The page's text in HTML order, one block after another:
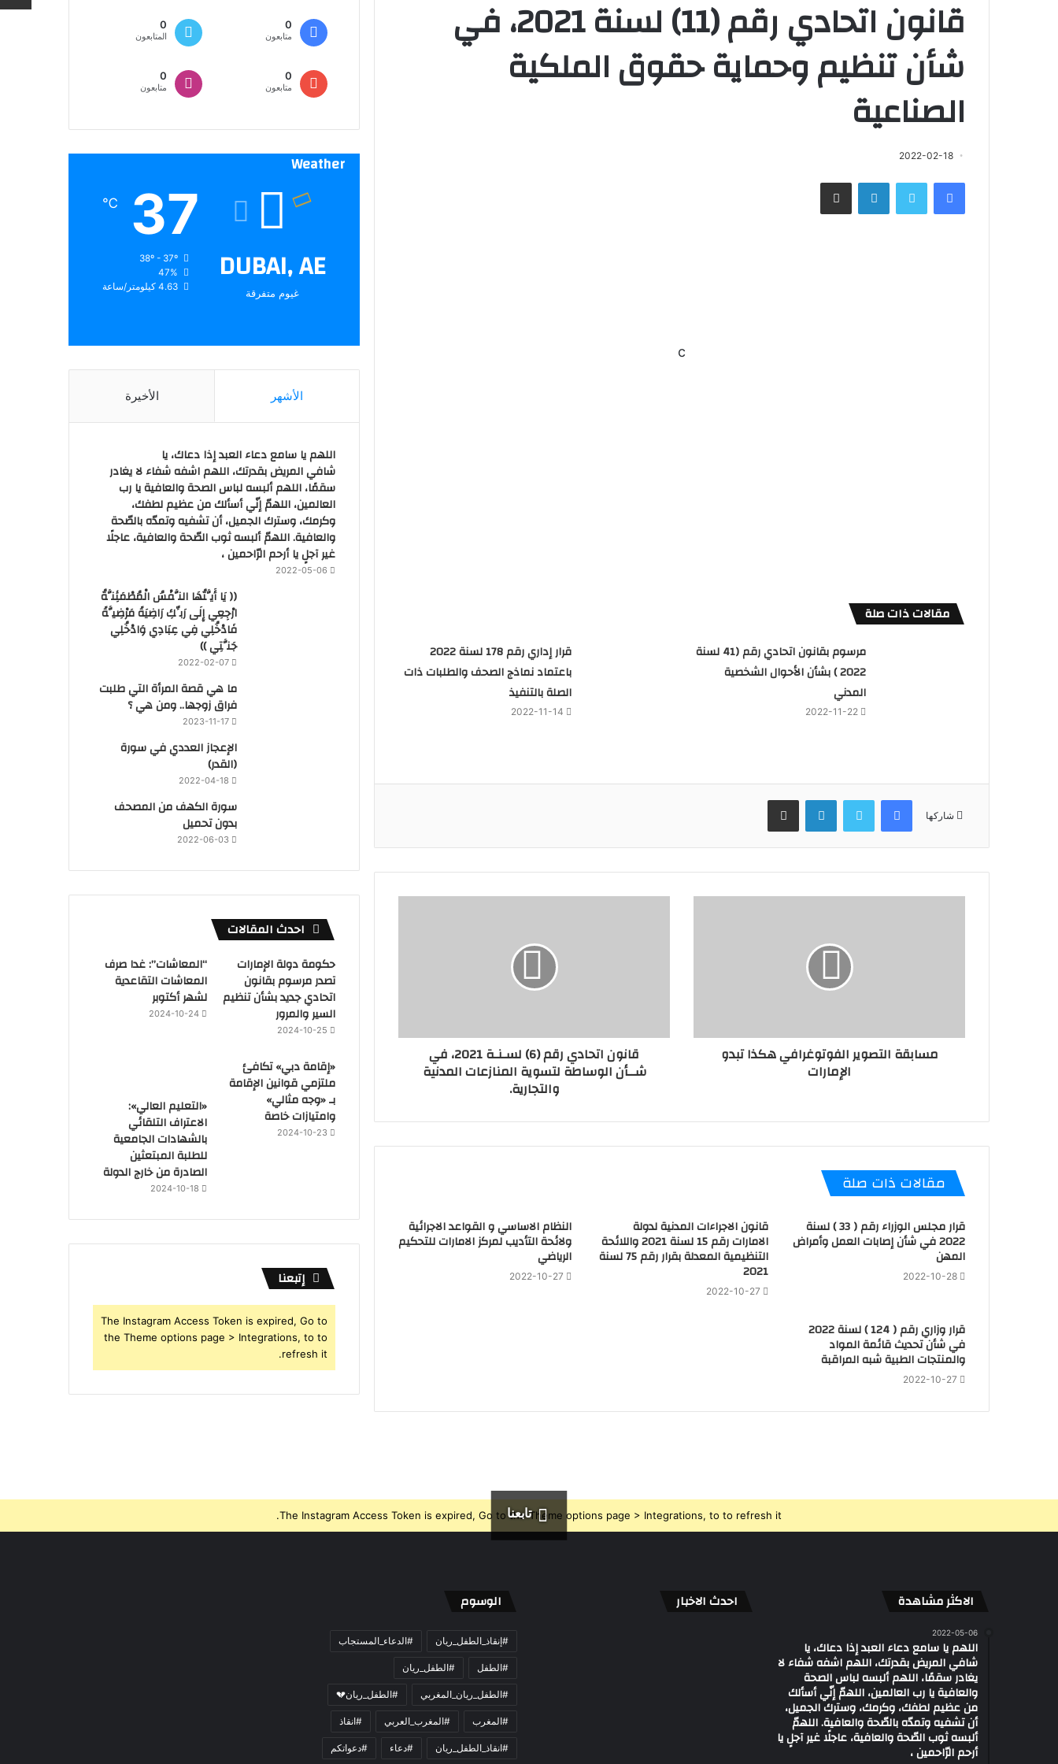
قانون اتحادي رقم (11) لسنة 2021، في
شأن تنظيم وحماية حقوق الملكية
الصناعية
2022-02-18
فيسبوك تويتر لينكدإن مشاركة عبر البريد
c
مقالات ذات صلة
مرسوم بقانون اتحادي رقم (41 لسنة
2022 ) بشأن الأحوال الشخصية
المدني
2022-11-22
قرار إداري رقم 178 لسنة 2022
باعتماد نماذج الصحف والطلبات ذات
الصلة بالتنفيذ
2022-11-14
شاركها
فيسبوك تويتر لينكدإن مشاركة عبر البريد
مسابقة التصوير الفوتوغرافي هكذا تبدو
الإمارات
قانون اتحادي رقم (6) لسـنـة 2021، في
شــأن الوساطة لتسوية المنازعات المدنية
والتجارية.
مقالات ذات صلة
قرار مجلس الوزراء رقم ( 33 ) لسنة
2022 في شأن إصابات العمل وأمراض
المهن
2022-10-28
قانون الاجراءات المدنية لدولة
الامارات رقم 15 لسنة 2021 واللائحة
التنظيمية المعدلة بقرار رقم 75 لسنة
2021
2022-10-27
النظام الاساسي و القواعد الاجرائية
ولائحة التأديب لمركز الامارات للتحكيم
الرياضي
2022-10-27
قرار وزاري رقم ( 124 ) لسنة 2022
في شأن تحديث قائمة المواد
والمنتجات الطبية شبه المراقبة
2022-10-27
0
متابعون
0
المتابعون
0
متابعون
0
متابعون
Weather
DUBAI, AE
غيوم متفرقة
37
℃
38º - 37º
47%
4.63 كيلومتر/ساعة
الأشهر الأخيرة
اللهم يا سامع دعاء العبد إذا دعاك، يا
شافي المريض بقدرتك، اللهم اشفه شفاء لا يغادر
سقمًا، اللهم ألبسه لباس الصحة والعافية يا رب
العالمين، اللهمّ إنّي أسألك من عظيم لطفك،
وكرمك، وسترك الجميل، أن تشفيه وتمدّه بالصّحة
والعافية. اللهمّ ألبسه ثوب الصّحة والعافية، عاجلًا
غير آجلٍ يا أرحم الرّاحمين ،
2022-05-06
(( يَا أَيَّتُهَا النَّفْسُ الْمُطْمَئِنَّةُ
ارْجِعِي إِلَى رَبِّكِ رَاضِيَةً مَرْضِيَّةً
فَادْخُلِي فِي عِبَادِي وَادْخُلِي
جَنَّتِي ))
2022-02-07
ما هي قصة المرأة التي طلبت
فراق زوجها.. ومن هي ؟
2023-11-17
‏الإعجاز العددي في سورة
(القدر)
2022-04-18
سورة الكهف من المصحف
بدون تحميل
2022-06-03
احدث المقالات
حكومة دولة الإمارات
تصدر مرسوم بقانون
اتحادي جديد بشأن تنظيم
السير والمرور
2024-10-25
“المعاشات”: غدا صرف
المعاشات التقاعدية
لشهر أكتوبر
2024-10-24
«إقامة دبي» تكافئ
ملتزمي قوانين الإقامة
بـ «وجه مثالي»
وامتيازات خاصة
2024-10-23
«التعليم العالي»:
الاعتراف التلقائي
بالشهادات الجامعية
للطلبة المبتعثين
الصادرة من خارج الدولة
2024-10-18
إتبعنا
The Instagram Access Token is expired, Go to
the Theme options page > Integrations, to to
refresh it.
تابعنا
The Instagram Access Token is expired, Go to the Theme options page > Integrations, to to refresh it.
الاكثر مشاهدة
2022-05-06
اللهم يا سامع دعاء العبد إذا دعاك، يا
شافي المريض بقدرتك، اللهم اشفه شفاء لا
يغادر سقمًا، اللهم ألبسه لباس الصحة
والعافية يا رب العالمين، اللهمّ إنّي أسألك
من عظيم لطفك، وكرمك، وسترك الجميل،
أن تشفيه وتمدّه بالصّحة والعافية. اللهمّ
ألبسه ثوب الصّحة والعافية، عاجلًا غير آجلٍ يا
أرحم الرّاحمين ،
احدث الاخبار الوسوم
#إنقاذ_الطفل_ريان #الدعاء_المستجاب
#الطفل #الطفل_ريان
#الطفل_ريان_المغربي #الطفل_ريان💔
#المغرب #المغرب_العربي #انقاذ
#انقاذ_الطفل_ريان #دعاء #دعواتكم